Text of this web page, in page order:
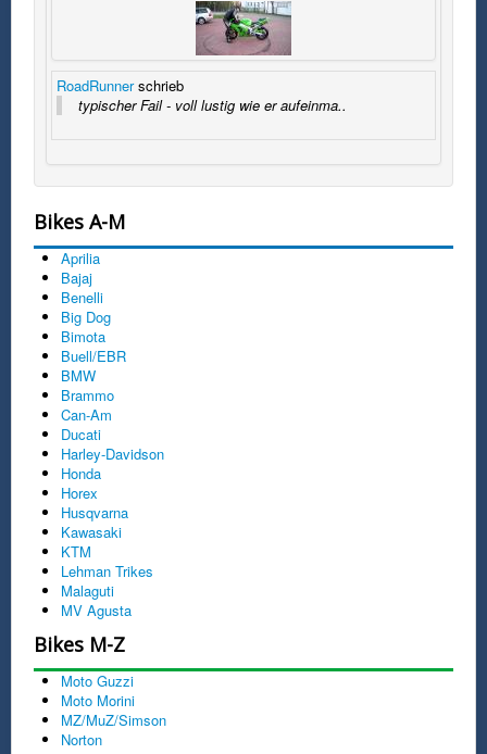
RoadRunnerschrieb
typischer Fail - voll lustig wie er aufeinma..
Bikes A-M
Aprilia
Bajaj
Benelli
Big Dog
Bimota
Buell/EBR
BMW
Brammo
Can-Am
Ducati
Harley-Davidson
Honda
Horex
Husqvarna
Kawasaki
KTM
Lehman Trikes
Malaguti
MV Agusta
Bikes M-Z
Moto Guzzi
Moto Morini
MZ/MuZ/Simson
Norton